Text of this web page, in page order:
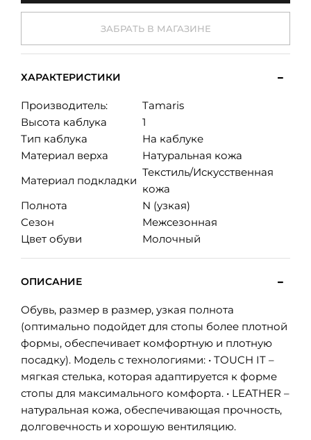
ЗАБРАТЬ В МАГАЗИНЕ
ХАРАКТЕРИСТИКИ
Производитель:
Tamaris
Высота каблука
1
Тип каблука
На каблуке
Материал верха
Натуральная кожа
Материал подкладки
Текстиль/Искусственная
кожа
Полнота
N (узкая)
Сезон
Межсезонная
Цвет обуви
Молочный
ОПИСАНИЕ
Обувь, размер в размер, узкая полнота
(оптимально подойдет для стопы более плотной
формы, обеспечивает комфортную и плотную
посадку). Модель с технологиями: • TOUCH IT –
мягкая стелька, которая адаптируется к форме
стопы для максимального комфорта. • LEATHER –
натуральная кожа, обеспечивающая прочность,
долговечность и хорошую вентиляцию.